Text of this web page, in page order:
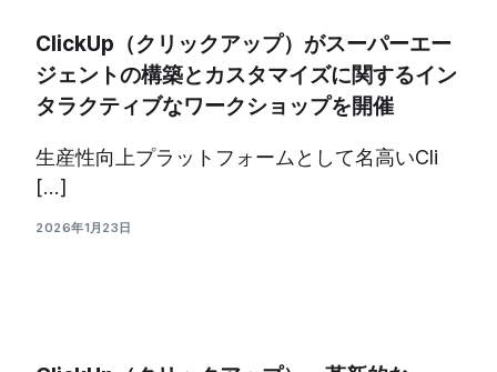
ClickUp（クリックアップ）がスーパーエー
ジェントの構築とカスタマイズに関するイン
タラクティブなワークショップを開催
生産性向上プラットフォームとして名高いCli
[…]
2026年1月23日